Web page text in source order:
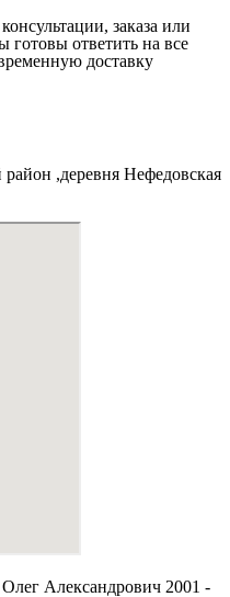
заказа или
ответить на все
доставку
район ,деревня Нефедовская
Александрович 2001 -